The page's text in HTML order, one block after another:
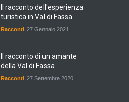
turistica in Val di Fassa
Racconti 27 Gennaio 2021
della Val di Fassa
Racconti 27 Settembre 2020